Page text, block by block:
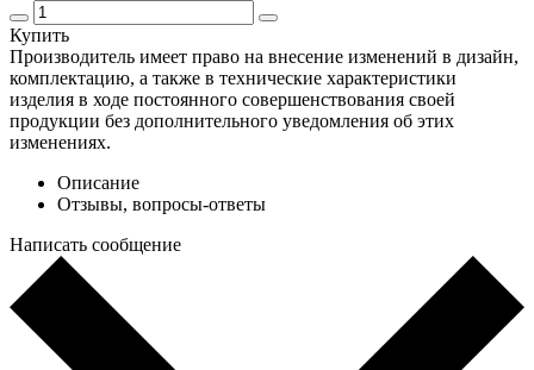
Купить
Производитель имеет право на внесение изменений в дизайн,
комплектацию, а также в технические характеристики
изделия в ходе постоянного совершенствования своей
продукции без дополнительного уведомления об этих
изменениях.
Описание
Отзывы, вопросы-ответы
Написать сообщение